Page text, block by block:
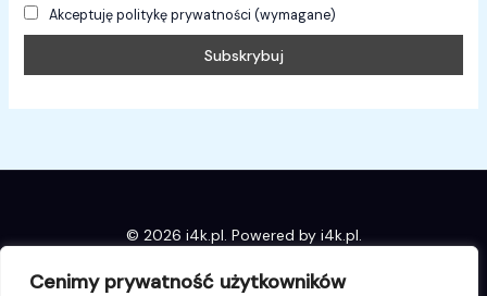
Cenimy prywatność użytkowników
Akceptuję politykę prywatności (wymagane)
© 2026 i4k.pl. Powered by i4k.pl.